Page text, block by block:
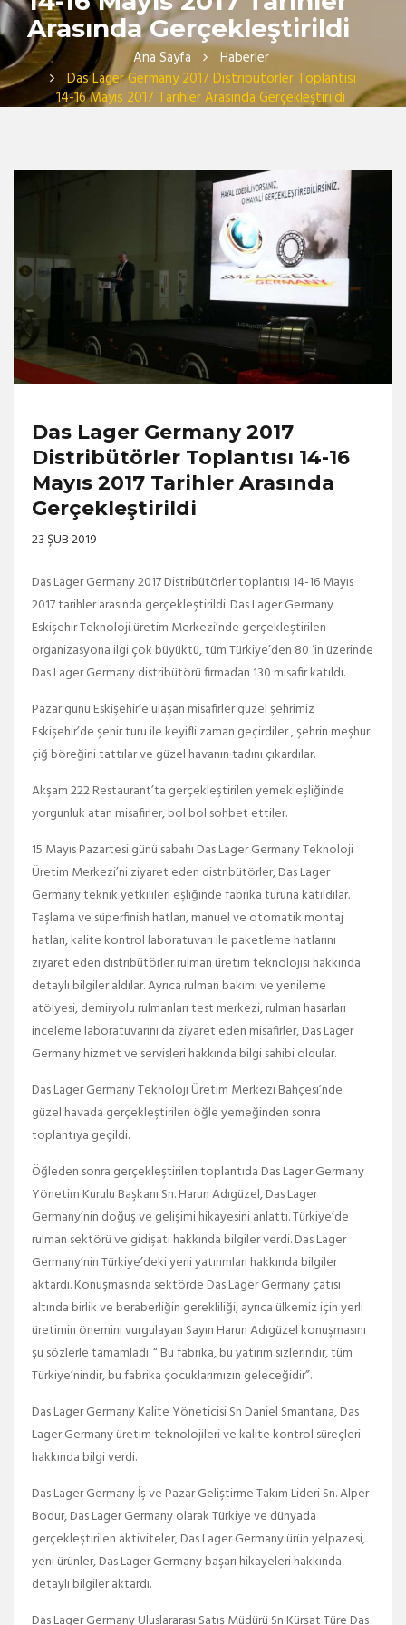
Arasında Gerçekleştirildi
Ana Sayfa
Haberler
Das Lager Germany 2017 Distribütörler Toplantısı
14-16 Mayıs 2017 Tarihler Arasında Gerçekleştirildi
Das Lager Germany 2017
Distribütörler Toplantısı 14-16
Mayıs 2017 Tarihler Arasında
Gerçekleştirildi
23 ŞUB 2019
Das Lager Germany 2017 Distribütörler toplantısı 14-16 Mayıs
2017 tarihler arasında gerçekleştirildi. Das Lager Germany
Eskişehir Teknoloji üretim Merkezi’nde gerçekleştirilen
organizasyona ilgi çok büyüktü, tüm Türkiye’den 80 ‘in üzerinde
Das Lager Germany distribütörü firmadan 130 misafir katıldı.
Pazar günü Eskişehir’e ulaşan misafirler güzel şehrimiz
Eskişehir’de şehir turu ile keyifli zaman geçirdiler , şehrin meşhur
çiğ böreğini tattılar ve güzel havanın tadını çıkardılar.
Akşam 222 Restaurant’ta gerçekleştirilen yemek eşliğinde
yorgunluk atan misafirler, bol bol sohbet ettiler.
15 Mayıs Pazartesi günü sabahı Das Lager Germany Teknoloji
Üretim Merkezi’ni ziyaret eden distribütörler, Das Lager
Germany teknik yetkilileri eşliğinde fabrika turuna katıldılar.
Taşlama ve süperfinish hatları, manuel ve otomatik montaj
hatları, kalite kontrol laboratuvarı ile paketleme hatlarını
ziyaret eden distribütörler rulman üretim teknolojisi hakkında
detaylı bilgiler aldılar. Ayrıca rulman bakımı ve yenileme
atölyesi, demiryolu rulmanları test merkezi, rulman hasarları
inceleme laboratuvarını da ziyaret eden misafirler, Das Lager
Germany hizmet ve servisleri hakkında bilgi sahibi oldular.
Das Lager Germany Teknoloji Üretim Merkezi Bahçesi’nde
güzel havada gerçekleştirilen öğle yemeğinden sonra
toplantıya geçildi.
Öğleden sonra gerçekleştirilen toplantıda Das Lager Germany
Yönetim Kurulu Başkanı Sn. Harun Adıgüzel, Das Lager
Germany’nin doğuş ve gelişimi hikayesini anlattı. Türkiye’de
rulman sektörü ve gidişatı hakkında bilgiler verdi. Das Lager
Germany’nin Türkiye’deki yeni yatırımları hakkında bilgiler
aktardı. Konuşmasında sektörde Das Lager Germany çatısı
altında birlik ve beraberliğin gerekliliği, ayrıca ülkemiz için yerli
üretimin önemini vurgulayan Sayın Harun Adıgüzel konuşmasını
şu sözlerle tamamladı. “ Bu fabrika, bu yatırım sizlerindir, tüm
Türkiye’nindir, bu fabrika çocuklarımızın geleceğidir”.
Das Lager Germany Kalite Yöneticisi Sn Daniel Smantana, Das
Lager Germany üretim teknolojileri ve kalite kontrol süreçleri
hakkında bilgi verdi.
Das Lager Germany İş ve Pazar Geliştirme Takım Lideri Sn. Alper
Bodur, Das Lager Germany olarak Türkiye ve dünyada
gerçekleştirilen aktiviteler, Das Lager Germany ürün yelpazesi,
yeni ürünler, Das Lager Germany başarı hikayeleri hakkında
detaylı bilgiler aktardı.